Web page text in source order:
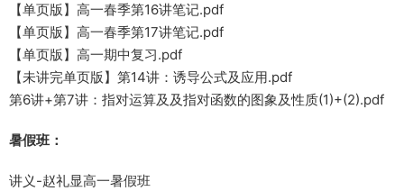
【单页版】高一春季第16讲笔记.pdf
【单页版】高一春季第17讲笔记.pdf
【单页版】高一期中复习.pdf
【未讲完单页版】第14讲：诱导公式及应用.pdf
第6讲+第7讲：指对运算及及指对函数的图象及性质(1)+(2).pdf
暑假班：
讲义-赵礼显高一暑假班